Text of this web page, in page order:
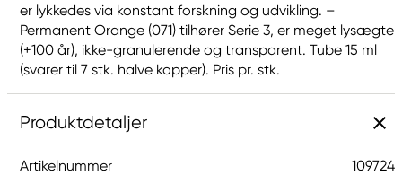
er lykkedes via konstant forskning og udvikling. –
Permanent Orange (071) tilhører Serie 3, er meget lysægte
(+100 år), ikke-granulerende og transparent. Tube 15 ml
(svarer til 7 stk. halve kopper). Pris pr. stk.
Produktdetaljer
Artikelnummer
109724